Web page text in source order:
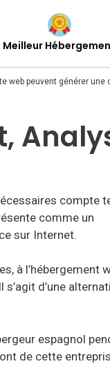
Meilleur
web peuvent générer une
compte
comme un
sur Internet.
à l’hébergement
d’une
espagnol
de cette